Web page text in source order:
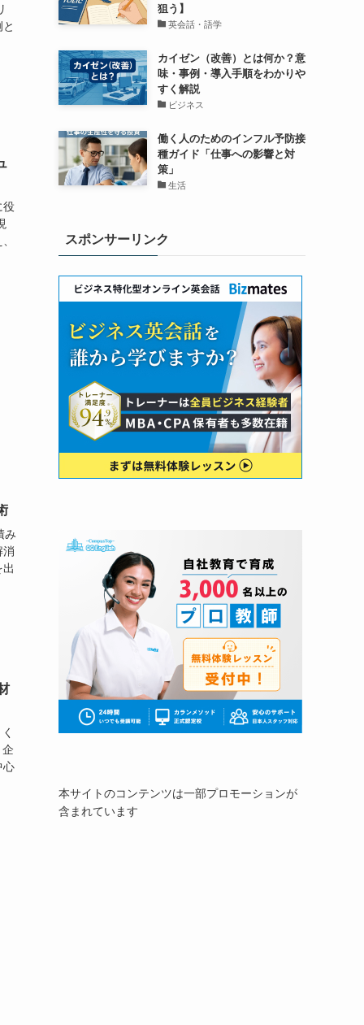
役
み
消
心
狙う】
英会話・語学
カイゼン（改善）とは何か？意
味・事例・導入手順をわかりや
すく解説
ビジネス
働く人のためのインフル予防接
種ガイド「仕事への影響と対
策」
生活
スポンサーリンク
本サイトのコンテンツは一部プロモーションが
含まれています